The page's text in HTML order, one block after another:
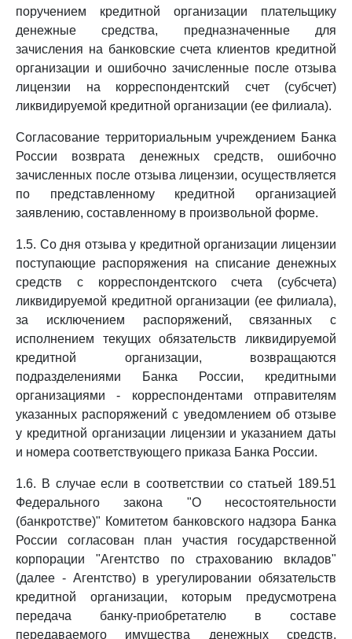
поручением кредитной организации плательщику
денежные средства, предназначенные для
зачисления на банковские счета клиентов кредитной
организации и ошибочно зачисленные после отзыва
лицензии на корреспондентский счет (субсчет)
ликвидируемой кредитной организации (ее филиала).
Согласование территориальным учреждением Банка
России возврата денежных средств, ошибочно
зачисленных после отзыва лицензии, осуществляется
по представленному кредитной организацией
заявлению, составленному в произвольной форме.
1.5. Со дня отзыва у кредитной организации лицензии
поступающие распоряжения на списание денежных
средств с корреспондентского счета (субсчета)
ликвидируемой кредитной организации (ее филиала),
за исключением распоряжений, связанных с
исполнением текущих обязательств ликвидируемой
кредитной организации, возвращаются
подразделениями Банка России, кредитными
организациями - корреспондентами отправителям
указанных распоряжений с уведомлением об отзыве
у кредитной организации лицензии и указанием даты
и номера соответствующего приказа Банка России.
1.6. В случае если в соответствии со статьей 189.51
Федерального закона "О несостоятельности
(банкротстве)" Комитетом банковского надзора Банка
России согласован план участия государственной
корпорации "Агентство по страхованию вкладов"
(далее - Агентство) в урегулировании обязательств
кредитной организации, которым предусмотрена
передача банку-приобретателю в составе
передаваемого имущества денежных средств,